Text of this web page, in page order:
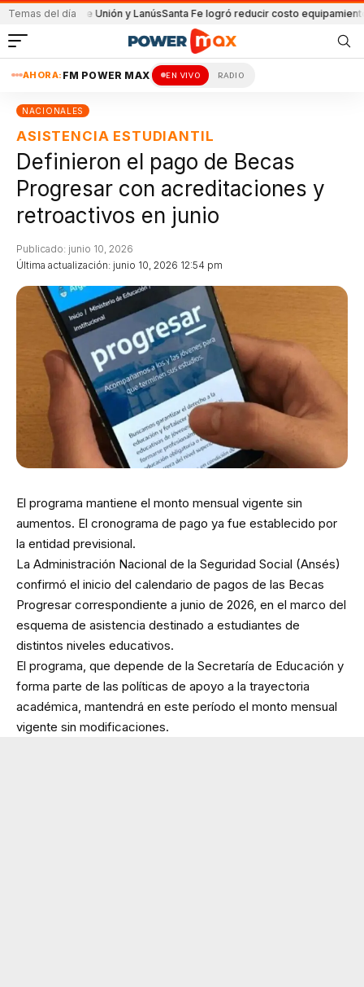
Temas del día
de Unión y LanúsSanta Fe logró reducir costo equipamiento
AHORA: FM POWER MAX EN VIVO RADIO
NACIONALES
ASISTENCIA ESTUDIANTIL
Definieron el pago de Becas
Progresar con acreditaciones y
retroactivos en junio
Última actualización: junio 10, 2026 12:54 pm
Publicado: junio 10, 2026
El programa mantiene el monto mensual vigente sin
aumentos. El cronograma de pago ya fue establecido por
la entidad previsional.
La Administración Nacional de la Seguridad Social (Ansés)
confirmó el inicio del calendario de pagos de las Becas
Progresar correspondiente a junio de 2026, en el marco del
esquema de asistencia destinado a estudiantes de
distintos niveles educativos.
El programa, que depende de la Secretaría de Educación y
forma parte de las políticas de apoyo a la trayectoria
académica, mantendrá en este período el monto mensual
vigente sin modificaciones.